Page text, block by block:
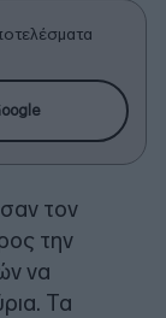
τον
την
να
Τα